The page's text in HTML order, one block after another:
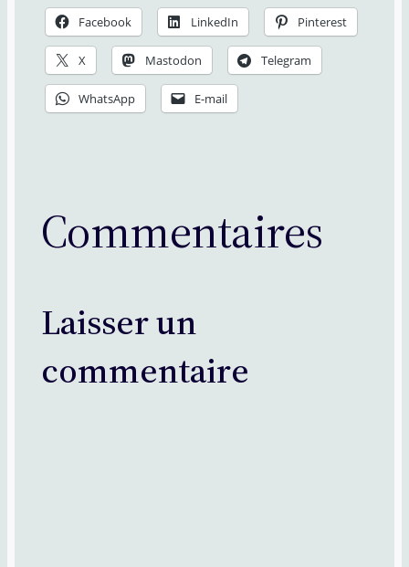
Facebook LinkedIn Pinterest
X Mastodon Telegram
WhatsApp E-mail
Commentaires
Laisser un
commentaire